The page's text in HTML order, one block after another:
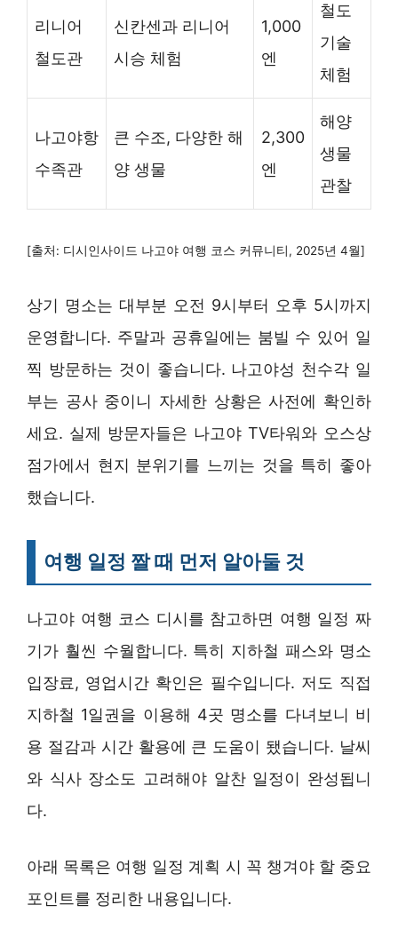
리니어
철도관
신칸센과 리니어
시승 체험
1,000
엔
철도
기술
체험
나고야항
수족관
큰 수조, 다양한 해
양 생물
2,300
엔
해양
생물
관찰
[출처: 디시인사이드 나고야 여행 코스 커뮤니티, 2025년 4월]
상기 명소는 대부분 오전 9시부터 오후 5시까지
운영합니다. 주말과 공휴일에는 붐빌 수 있어 일
찍 방문하는 것이 좋습니다. 나고야성 천수각 일
부는 공사 중이니 자세한 상황은 사전에 확인하
세요. 실제 방문자들은 나고야 TV타워와 오스상
점가에서 현지 분위기를 느끼는 것을 특히 좋아
했습니다.
여행 일정 짤 때 먼저 알아둘 것
나고야 여행 코스 디시를 참고하면 여행 일정 짜
기가 훨씬 수월합니다. 특히 지하철 패스와 명소
입장료, 영업시간 확인은 필수입니다. 저도 직접
지하철 1일권을 이용해 4곳 명소를 다녀보니 비
용 절감과 시간 활용에 큰 도움이 됐습니다. 날씨
와 식사 장소도 고려해야 알찬 일정이 완성됩니
다.
아래 목록은 여행 일정 계획 시 꼭 챙겨야 할 중요
포인트를 정리한 내용입니다.